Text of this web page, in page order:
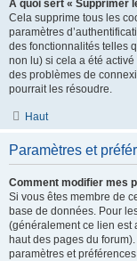
À quoi sert « Supprimer
Cela supprime tous les
paramètres
des fonctionnalités telles
non lu) si cela a été
des problèmes de
pourrait les résoudre.
Haut
Paramètres et
Comment modifier mes
Si vous êtes membre de
base de données. Pour
(généralement ce lien est
haut des pages du
paramètres et